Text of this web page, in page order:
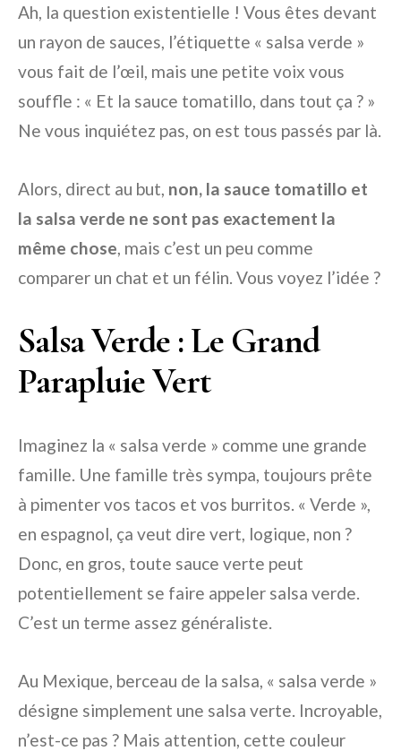
Ah, la question existentielle ! Vous êtes devant
un rayon de sauces, l’étiquette « salsa verde »
vous fait de l’œil, mais une petite voix vous
souffle : « Et la sauce tomatillo, dans tout ça ? »
Ne vous inquiétez pas, on est tous passés par là.
Alors, direct au but, non, la sauce tomatillo et
la salsa verde ne sont pas exactement la
même chose, mais c’est un peu comme
comparer un chat et un félin. Vous voyez l’idée ?
Salsa Verde : Le Grand
Parapluie Vert
Imaginez la « salsa verde » comme une grande
famille. Une famille très sympa, toujours prête
à pimenter vos tacos et vos burritos. « Verde »,
en espagnol, ça veut dire vert, logique, non ?
Donc, en gros, toute sauce verte peut
potentiellement se faire appeler salsa verde.
C’est un terme assez généraliste.
Au Mexique, berceau de la salsa, « salsa verde »
désigne simplement une salsa verte. Incroyable,
n’est-ce pas ? Mais attention, cette couleur